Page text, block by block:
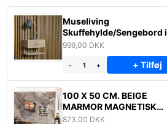
Museliving
Skuffehylde/Sengebord i
massiv eg
999,00 DKK
- + + Tilføj
100 X 50 CM. BEIGE
MARMOR MAGNETISK
STÆNKPLADE
873,00 DKK